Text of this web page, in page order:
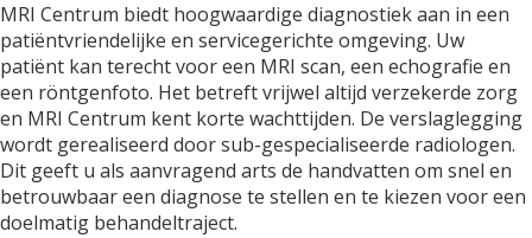
MRI Centrum biedt hoogwaardige diagnostiek aan in een
patiëntvriendelijke en servicegerichte omgeving. Uw
patiënt kan terecht voor een MRI scan, een echografie en
een röntgenfoto. Het betreft vrijwel altijd verzekerde zorg
en MRI Centrum kent korte wachttijden. De verslaglegging
wordt gerealiseerd door sub-gespecialiseerde radiologen.
Dit geeft u als aanvragend arts de handvatten om snel en
betrouwbaar een diagnose te stellen en te kiezen voor een
doelmatig behandeltraject.